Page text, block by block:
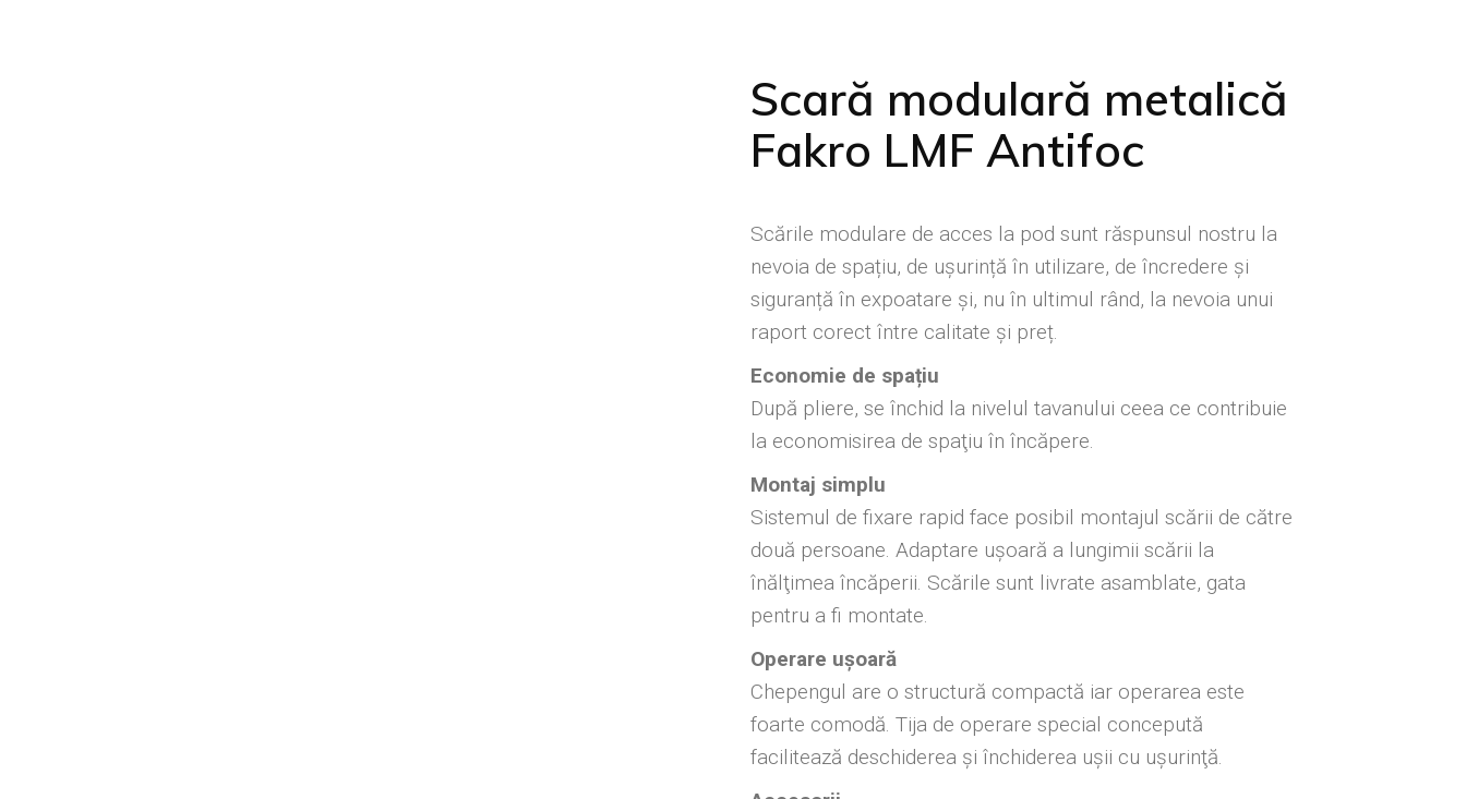
Scară modulară metalică
Fakro LMF Antifoc
Scările modulare de acces la pod sunt răspunsul nostru la
nevoia de spațiu, de ușurință în utilizare, de încredere și
siguranță în expoatare și, nu în ultimul rând, la nevoia unui
raport corect între calitate și preț.
Economie de spațiu
După pliere, se închid la nivelul tavanului ceea ce contribuie
la economisirea de spaţiu în încăpere.
Montaj simplu
Sistemul de fixare rapid face posibil montajul scării de către
două persoane. Adaptare uşoară a lungimii scării la
înălţimea încăperii. Scările sunt livrate asamblate, gata
pentru a fi montate.
Operare ușoară
Chepengul are o structură compactă iar operarea este
foarte comodă. Tija de operare special concepută
facilitează deschiderea şi închiderea uşii cu uşurinţă.